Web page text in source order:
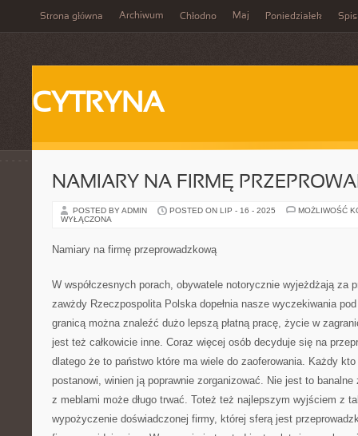
Strona główna Archiwum Chłodno Maj Poniedziałek Spis
CYTRYNA
NAMIARY NA FIRMĘ
POSTED BY ADMIN POSTED ON LIP - 16 - 2025
MOŻLIWOŚĆ
WYŁĄCZONA
Namiary na firmę przeprowadzkową
W współczesnych porach, obywatele notorycznie wyjeżdżają za
zawżdy Rzeczpospolita Polska dopełnia nasze wyczekiwania
granicą można znaleźć dużo lepszą płatną pracę, życie w
jest też całkowicie inne. Coraz więcej osób decyduje się na
dlatego że to państwo które ma wiele do zaoferowania. Każdy
postanowi, winien ją poprawnie zorganizować. Nie jest to
z meblami może długo trwać. Toteż też najlepszym wyjściem z
wypożyczenie doświadczonej firmy, której sferą jest